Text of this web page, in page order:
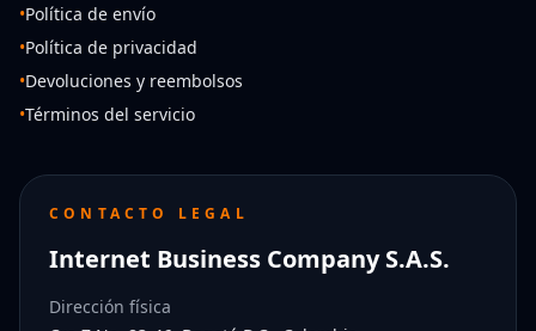
•Política de envío
•Política de privacidad
•Devoluciones y reembolsos
•Términos del servicio
CONTACTO LEGAL
Internet Business Company S.A.S.
Dirección física